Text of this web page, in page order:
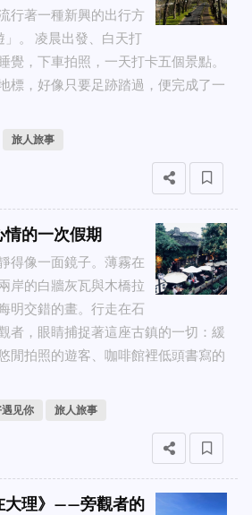
行著一種新興的出行方
。 凌晨出發、白天打
覺，下車拍照，一天打卡五個景點。
標，好像只要足跡踏過，便完成了一
旅人旅事
的一次假期
得像一面鏡子。薄霧在
岸的白牆灰瓦與木橋拉
明交錯的畫。行走在石
者，眼睛捕捉著這座古鎮的一切：緩
閒拍照的遊客、咖啡館裡低頭書寫的
遇见你 旅人旅事
大理》——旁觀者的